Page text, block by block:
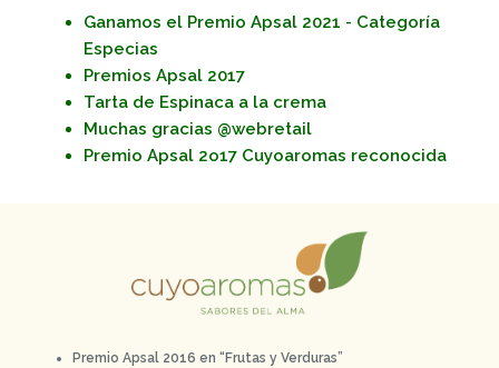
Ganamos el Premio Apsal 2021 - Categoría
Especias
Premios Apsal 2017
Tarta de Espinaca a la crema
Muchas gracias @webretail
Premio Apsal 2o17 Cuyoaromas reconocida
Premio Apsal 2016 en “Frutas y Verduras”